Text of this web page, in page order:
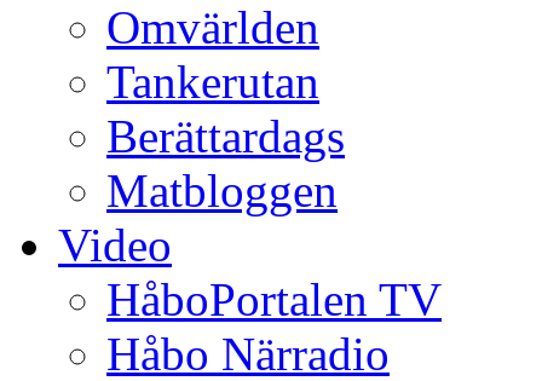
Omvärlden
Tankerutan
Berättardags
Matbloggen
Video
HåboPortalen TV
Håbo Närradio